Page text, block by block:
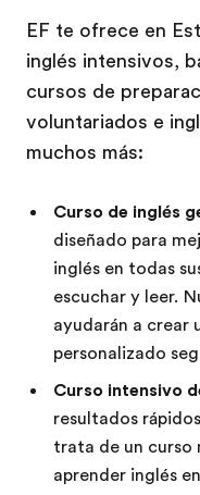
EF te ofrece en
inglés intensivos,
cursos de
voluntariados e
muchos más:
Curso de inglés
diseñado para
inglés en todas
escuchar y leer.
ayudarán a crear
personalizado
Curso intensivo
resultados
trata de un curso
aprender inglés